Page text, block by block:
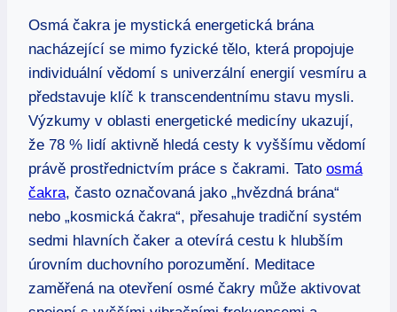
Osmá čakra je mystická energetická brána
nacházející se mimo fyzické tělo, která propojuje
individuální vědomí s univerzální energií vesmíru a
představuje klíč k transcendentnímu stavu mysli.
Výzkumy v oblasti energetické medicíny ukazují,
že 78 % lidí aktivně hledá cesty k vyššímu vědomí
právě prostřednictvím práce s čakrami. Tato osmá
čakra, často označovaná jako „hvězdná brána“
nebo „kosmická čakra“, přesahuje tradiční systém
sedmi hlavních čaker a otevírá cestu k hlubším
úrovním duchovního porozumění. Meditace
zaměřená na otevření osmé čakry může aktivovat